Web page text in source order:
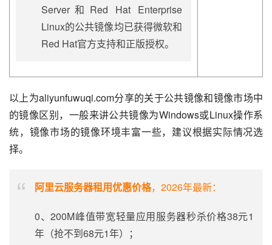
Server和Red Hat Enterprise
Linux的公共镜像均已获得微软和
Red Hat官方支持和正版授权。
以上为aliyunfuwuqi.com分享的关于公共镜像和镜像市场中
的镜像区别，一般来讲公共镜像为Windows或Linux操作系
统，镜像市场的镜像环境丰富一些，建议根据实际情况选
择。
阿里云服务器租用优惠价格，2026年最新：
0、200M峰值带宽轻量应用服务器秒杀价格38元1
年（抢不到68元1年）；